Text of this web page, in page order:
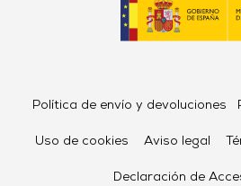
Política de envío y devoluciones
Uso de cookies Aviso legal
Declaración de